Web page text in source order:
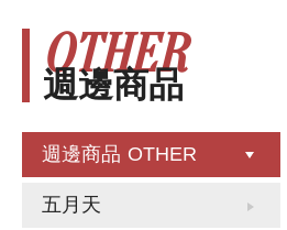
週邊商品
OTHER
週邊商品 OTHER
五月天